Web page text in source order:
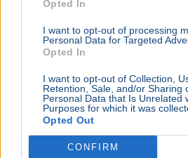
Opted In
I want to opt-out of processing
Personal Data for Targeted
Opted In
I want to opt-out of Collection,
Retention, Sale, and/or Sharing
Personal Data that Is Unrelated
Purposes for which it was
Opted Out
CONFIRM
Olaszország Földrengés
rázta meg Nápoly térségét
megsérültek. Bővebben...
KÜLFÖLD
A spanyol hatóságok